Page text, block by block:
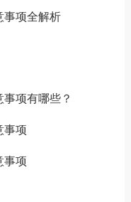
事项全解析
项有哪些？
事项
事项